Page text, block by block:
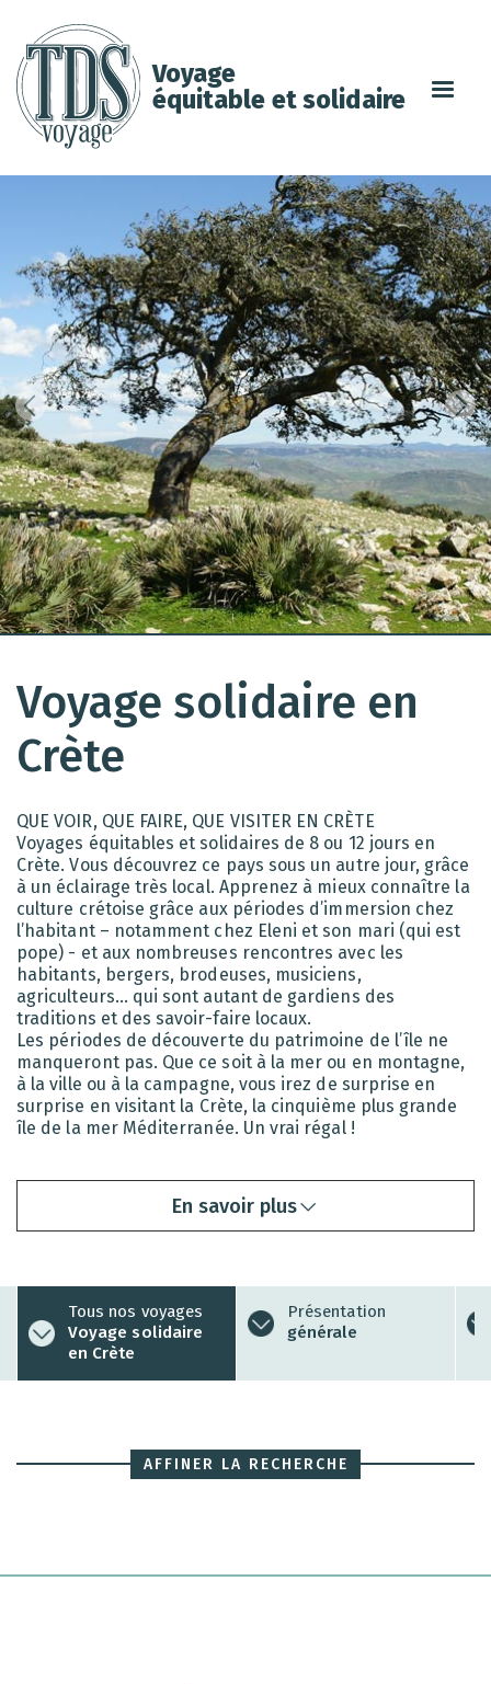
Voyage
équitable et solidaire
Voyage solidaire en
Crète
QUE VOIR, QUE FAIRE, QUE VISITER EN CRÈTE
Voyages équitables et solidaires de 8 ou 12 jours en
Crète. Vous découvrez ce pays sous un autre jour, grâce
à un éclairage très local. Apprenez à mieux connaître la
culture crétoise grâce aux périodes d’immersion chez
l’habitant – notamment chez Eleni et son mari (qui est
pope) - et aux nombreuses rencontres avec les
habitants, bergers, brodeuses, musiciens,
agriculteurs… qui sont autant de gardiens des
traditions et des savoir-faire locaux.
Les périodes de découverte du patrimoine de l’île ne
manqueront pas. Que ce soit à la mer ou en montagne,
à la ville ou à la campagne, vous irez de surprise en
surprise en visitant la Crète, la cinquième plus grande
île de la mer Méditerranée. Un vrai régal !
En savoir plus
Tous nos voyages
Voyage solidaire
en Crète
Présentation
générale
AFFINER LA RECHERCHE